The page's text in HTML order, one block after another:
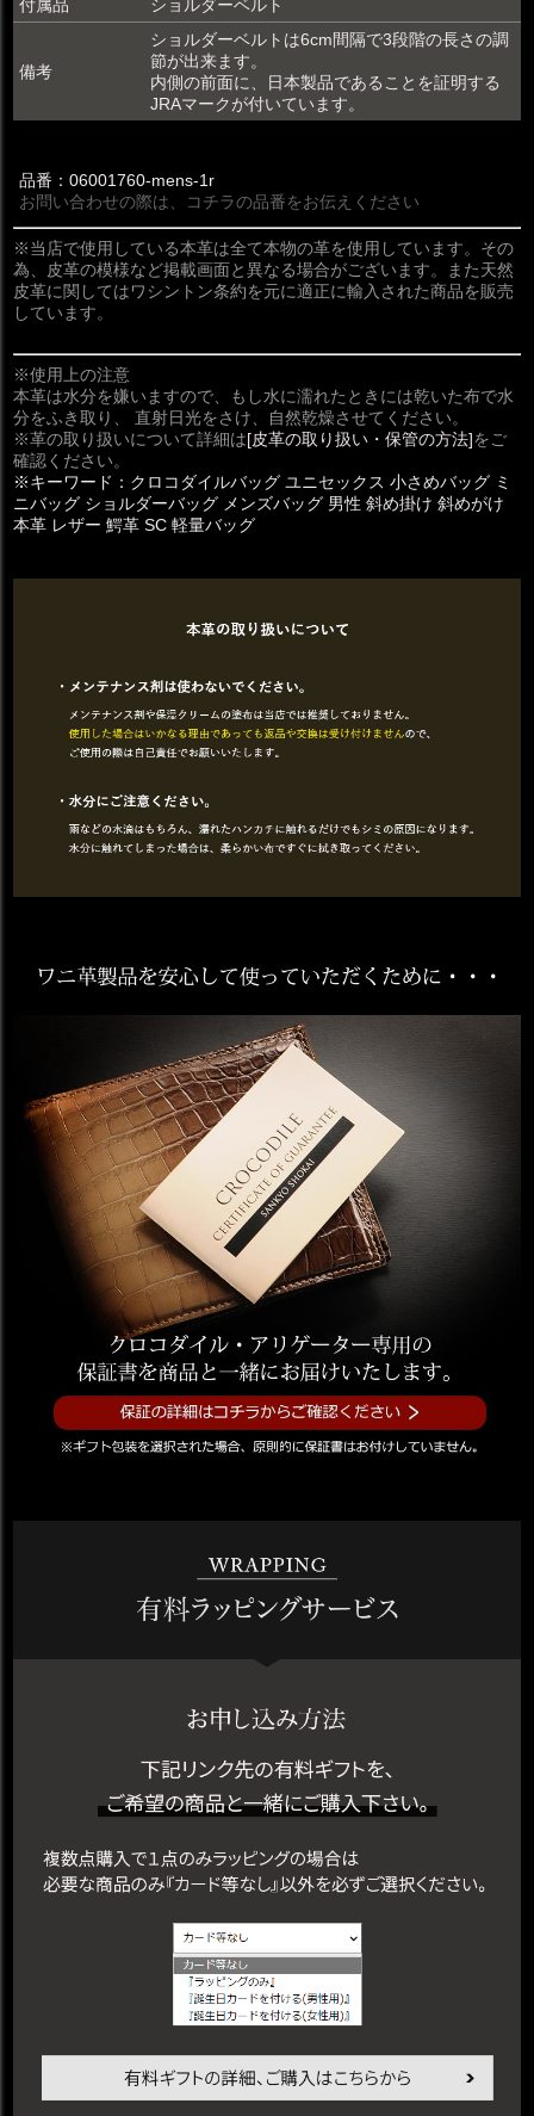
付属品 ショルダーベルト
備考
ショルダーベルトは6cm間隔で3段階の長さの調
節が出来ます。
内側の前面に、日本製品であることを証明する
JRAマークが付いています。
品番：06001760-mens-1r
お問い合わせの際は、コチラの品番をお伝えください
※当店で使用している本革は全て本物の革を使用しています。その
為、皮革の模様など掲載画面と異なる場合がございます。また天然
皮革に関してはワシントン条約を元に適正に輸入された商品を販売
しています。
※使用上の注意
本革は水分を嫌いますので、もし水に濡れたときには乾いた布で水
分をふき取り、 直射日光をさけ、自然乾燥させてください。
※革の取り扱いについて詳細は[皮革の取り扱い・保管の方法]をご
確認ください。
※キーワード：クロコダイルバッグ ユニセックス 小さめバッグ ミ
ニバッグ ショルダーバッグ メンズバッグ 男性 斜め掛け 斜めがけ
本革 レザー 鰐革 SC 軽量バッグ